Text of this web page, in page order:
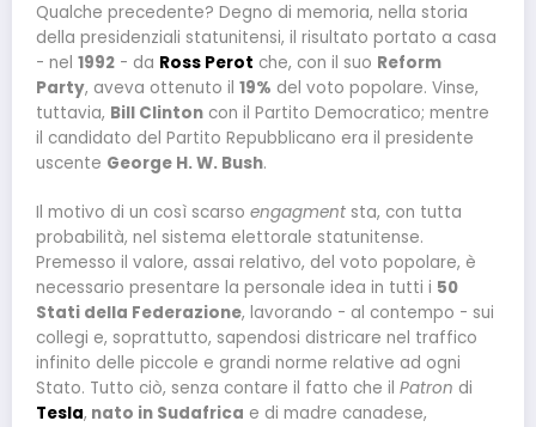
Qualche precedente? Degno di memoria, nella storia
della presidenziali statunitensi, il risultato portato a casa
- nel 1992 - da Ross Perot che, con il suo Reform
Party, aveva ottenuto il 19% del voto popolare. Vinse,
tuttavia, Bill Clinton con il Partito Democratico; mentre
il candidato del Partito Repubblicano era il presidente
uscente George H. W. Bush.
Il motivo di un così scarso engagment sta, con tutta
probabilità, nel sistema elettorale statunitense.
Premesso il valore, assai relativo, del voto popolare, è
necessario presentare la personale idea in tutti i 50
Stati della Federazione, lavorando - al contempo - sui
collegi e, soprattutto, sapendosi districare nel traffico
infinito delle piccole e grandi norme relative ad ogni
Stato. Tutto ciò, senza contare il fatto che il Patron di
Tesla, nato in Sudafrica e di madre canadese,